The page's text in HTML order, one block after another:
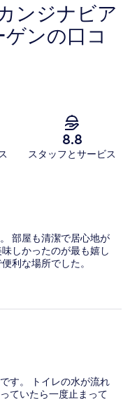
ンジナビア
ンの口コ
8.8
スタッフとサービス
部屋も清潔で居心地が
しかったのが最も嬉し
利な場所でした。
す。 トイレの水が流れ
ていたら一度止まって